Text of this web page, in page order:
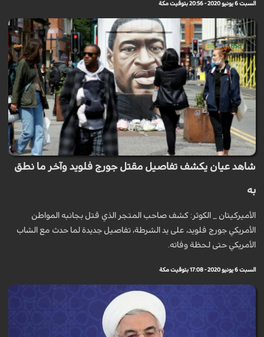
السبت 6 يونيو 2020 - 20:56 بتوقيت مكة
شاهد عيان يكشف تفاصيل مقتل جورج فلويد وآخر ما نطق
به
الأميركيتان _ الكوثر: كشف صاحب المتجر الذي قتل بجانبه المواطن
الأمريكي جورج فلويد، على يد الشرطة، تفاصيل جديدة لما حدث مع الشاب
الأمريكي حتى لحظة وفاته.
السبت 6 يونيو 2020 - 17:08 بتوقيت مكة